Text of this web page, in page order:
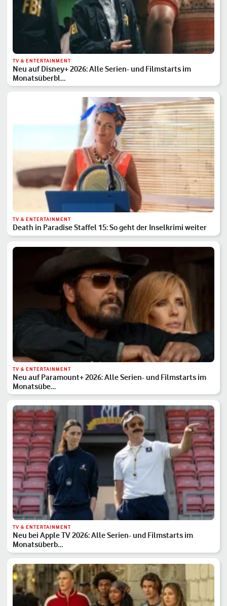
TV & ENTERTAINMENT
Neu auf Disney+ 2026: Alle Serien- und Filmstarts im
Monatsüberbl…
TV & ENTERTAINMENT
Death in Paradise Staffel 15: So geht der Inselkrimi weiter
TV & ENTERTAINMENT
Neu auf Paramount+ 2026: Alle Serien- und Filmstarts im
Monatsübe…
TV & ENTERTAINMENT
Neu bei Apple TV 2026: Alle Serien- und Filmstarts im
Monatsüberb…